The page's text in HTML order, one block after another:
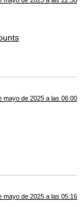
mayo de 2025 a las 06:00
mayo de 2025 a las 05:16